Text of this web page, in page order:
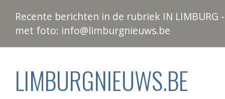
Recente berichten in de rubriek IN
met foto: info@limburgnieuws.be
LIMBURGNIEUWS.BE